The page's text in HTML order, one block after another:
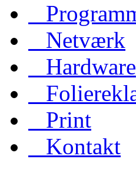
Netværk
Hardware
Print
Kontakt